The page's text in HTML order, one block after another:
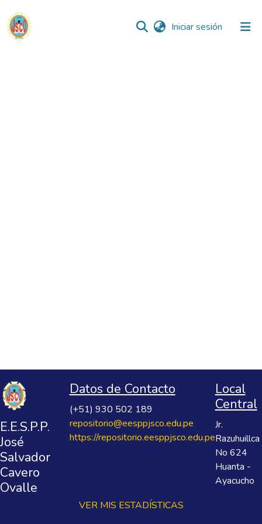
Iniciar sesión (current)
E.E.S.P.P.
José
Salvador
Cavero
Ovalle
Datos de Contacto
(+51) 930 502 189
repositorio@eesppjsco.edu.pe
https://repositorio.eesppjsco.edu.pe
Local
Central
Jr.
Razuhuillca
No 624
Huanta -
Ayacucho
VER MIS ESTADÍSTICAS